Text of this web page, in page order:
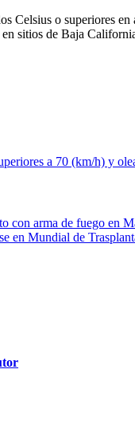
Celsius o superiores
sitios de Baja
a 70 (km/h) y
con arma de fuego en
en Mundial de